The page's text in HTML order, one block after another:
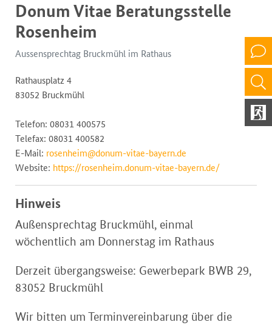
Donum Vitae Beratungsstelle
Rosenheim
Aussensprechtag Bruckmühl im Rathaus
Rathausplatz 4
83052 Bruckmühl
Telefon: 08031 400575
Telefax: 08031 400582
E-Mail: rosenheim@donum-vitae-bayern.de
Website: https://rosenheim.donum-vitae-bayern.de/
Hinweis
Außensprechtag Bruckmühl, einmal
wöchentlich am Donnerstag im Rathaus
Derzeit übergangsweise: Gewerbepark BWB 29,
83052 Bruckmühl
Wir bitten um Terminvereinbarung über die